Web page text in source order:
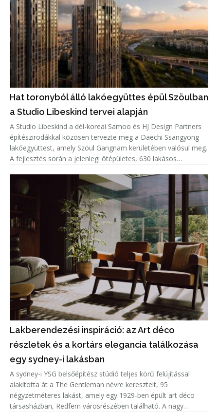
Hat toronyból álló lakóegyüttes épül Szöulban
a Studio Libeskind tervei alapján
A Studio Libeskind a dél-koreai Samoo és HJ Design Partners
építészirodákkal közösen tervezte meg a Daechi Ssangyong
lakóegyüttest, amely Szöul Gangnam kerületében valósul meg.
A fejlesztés során a jelenlegi ötépületes, 630 lakásos
emeletes to
Lakberendezési inspiráció: az Art déco
részletek és a kortárs elegancia találkozása
egy sydney-i lakásban
A sydney-i YSG belsőépítész stúdió teljes körű felújítással
alakította át a The Gentleman névre keresztelt, 95
négyzetméteres lakást, amely egy 1929-ben épült art déco
társasházban, Redfern városrészében található. A nagy